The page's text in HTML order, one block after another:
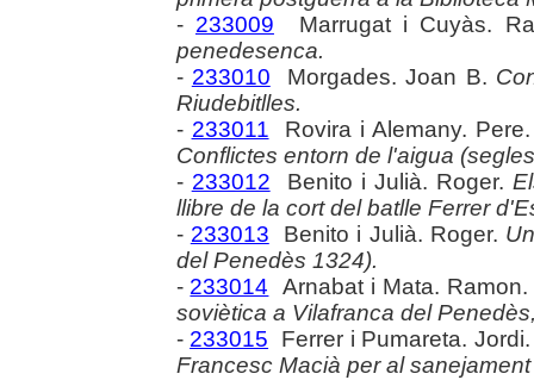
- 233009 Marrugat i Cuyàs.
penedesenca.
- 233010 Morgades. Joan B.
Riudebitlles.
- 233011 Rovira i Alemany.
Conflictes entorn de l'aigua
- 233012 Benito i Julià. Roger.
llibre de la cort del batlle Ferrer
- 233013 Benito i Julià. Roger.
del Penedès 1324).
- 233014 Arnabat i Mata. Ramon.
soviètica a Vilafranca del
- 233015 Ferrer i Pumareta.
Francesc Macià per al